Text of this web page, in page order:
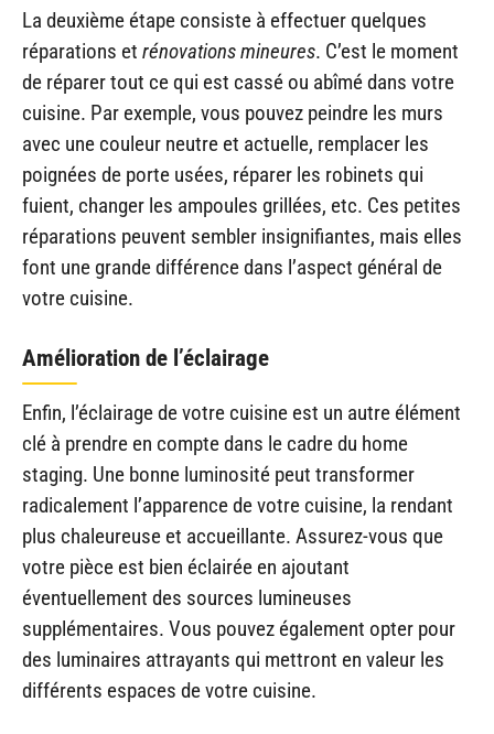
La deuxième étape consiste à effectuer quelques
réparations et rénovations mineures. C’est le moment
de réparer tout ce qui est cassé ou abîmé dans votre
cuisine. Par exemple, vous pouvez peindre les murs
avec une couleur neutre et actuelle, remplacer les
poignées de porte usées, réparer les robinets qui
fuient, changer les ampoules grillées, etc. Ces petites
réparations peuvent sembler insignifiantes, mais elles
font une grande différence dans l’aspect général de
votre cuisine.
Amélioration de l’éclairage
Enfin, l’éclairage de votre cuisine est un autre élément
clé à prendre en compte dans le cadre du home
staging. Une bonne luminosité peut transformer
radicalement l’apparence de votre cuisine, la rendant
plus chaleureuse et accueillante. Assurez-vous que
votre pièce est bien éclairée en ajoutant
éventuellement des sources lumineuses
supplémentaires. Vous pouvez également opter pour
des luminaires attrayants qui mettront en valeur les
différents espaces de votre cuisine.